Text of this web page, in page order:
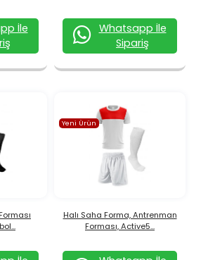
İle
Whatsapp İle
Sipariş
Yeni Ürün
Halı Saha Forma, Antrenman
Forması, Active5...